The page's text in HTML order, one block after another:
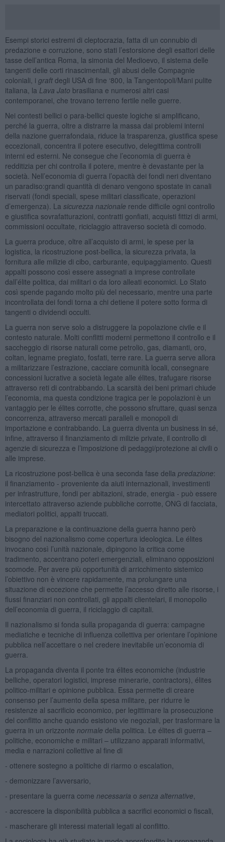
Esempi storici estremi di cleptocrazia, fatta di un connubio di
predazione e corruzione, sono stati l’estorsione degli esattori delle
tasse dell’antica Roma, la simonia del Medioevo, il sistema delle
tangenti delle corti rinascimentali, gli abusi delle Compagnie
coloniali, i graftdegli USA di fine ‘800, la Tangentopoli/Mani pulite
italiana, la Lava Jato brasiliana e numerosi altri casi
contemporanei, che trovano terreno fertile nelle guerre.
Nei contesti bellici o para-bellici queste logiche si amplificano,
perché la guerra, oltre a distrarre la massa dai problemi interni
della nazione guerrafondaia, riduce la trasparenza, giustifica spese
eccezionali, concentra il potere esecutivo, delegittima controlli
interni ed esterni. Ne consegue che l’economia di guerra è
redditizia per chi controlla il potere, mentre è devastante per la
società. Nell’economia di guerra l’opacità dei fondi neri diventano
un paradiso:grandi quantità di denaro vengono spostate in canali
riservati (fondi speciali, spese militari classificate, operazioni
d’emergenza). La sicurezza nazionale rende difficile ogni controllo
e giustifica sovrafatturazioni, contratti gonfiati, acquisti fittizi di armi,
commissioni occultate, riciclaggio attraverso società di comodo.
La guerra produce, oltre all’acquisto di armi, le spese per la
logistica, la ricostruzione post-bellica, la sicurezza privata, la
fornitura alle milizie di cibo, carburante, equipaggiamento. Questi
appalti possono così essere assegnati a imprese controllate
dall’élite politica, dai militari o da loro alleati economici. Lo Stato
così spende pagando molto più del necessario, mentre una parte
incontrollata dei fondi torna a chi detiene il potere sotto forma di
tangenti o dividendi occulti.
La guerra non serve solo a distruggere la popolazione civile e il
contesto naturale. Molti conflitti moderni permettono il controllo e il
saccheggio di risorse naturali come petrolio, gas, diamanti, oro,
coltan, legname pregiato, fosfati, terre rare. La guerra serve allora
a militarizzare l’estrazione, cacciare comunità locali, consegnare
concessioni lucrative a società legate alle élites, trafugare risorse
attraverso reti di contrabbando. La scarsità dei beni primari chiude
l’economia, ma questa condizione tragica per le popolazioni è un
vantaggio per le élites corrotte, che possono sfruttare, quasi senza
concorrenza, attraverso mercati paralleli e monopoli di
importazione e contrabbando. La guerra diventa un business in sé,
infine, attraverso il finanziamento di milizie private, il controllo di
agenzie di sicurezza e l’imposizione di pedaggi/protezione ai civili o
alle imprese.
La ricostruzione post-bellica è una seconda fase della predazione:
il finanziamento - proveniente da aiuti internazionali, investimenti
per infrastrutture, fondi per abitazioni, strade, energia - può essere
intercettato attraverso aziende pubbliche corrotte, ONG di facciata,
mediatori politici, appalti truccati.
La preparazione e la continuazione della guerra hanno però
bisogno del nazionalismo come copertura ideologica. Le élites
invocano così l’unità nazionale, dipingono la critica come
tradimento, accentrano poteri emergenziali, eliminano opposizioni
scomode. Per avere più opportunità di arricchimento sistemico
l’obiettivo non è vincere rapidamente, ma prolungare una
situazione di eccezione che permette l’accesso diretto alle risorse, i
flussi finanziari non controllati, gli appalti clientelari, il monopolio
dell’economia di guerra, il riciclaggio di capitali.
Il nazionalismo si fonda sulla propaganda di guerra: campagne
mediatiche e tecniche di influenza collettiva per orientare l’opinione
pubblica nell’accettare o nel credere inevitabile un’economia di
guerra.
La propaganda diventa il ponte tra élites economiche (industrie
belliche, operatori logistici, imprese minerarie, contractors), élites
politico-militari e opinione pubblica. Essa permette di creare
consenso per l’aumento della spesa militare, per ridurre le
resistenze al sacrificio economico, per legittimare la prosecuzione
del conflitto anche quando esistono vie negoziali, per trasformare la
guerra in un orizzonte normale della politica. Le élites di guerra –
politiche, economiche e militari – utilizzano apparati informativi,
media e narrazioni collettive al fine di
- ottenere sostegno a politiche di riarmo o escalation,
- demonizzare l’avversario,
- presentare la guerra come necessaria o senza alternative
- accrescere la disponibilità pubblica a sacrifici economici o fiscali,
- mascherare gli interessi materiali legati al conflitto.